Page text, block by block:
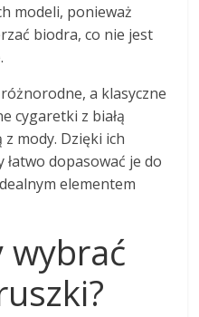
modeli, ponieważ
biodra, co nie jest
a klasyczne
cygaretki z białą
mody. Dzięki ich
dopasować je do
elementem
wybrać